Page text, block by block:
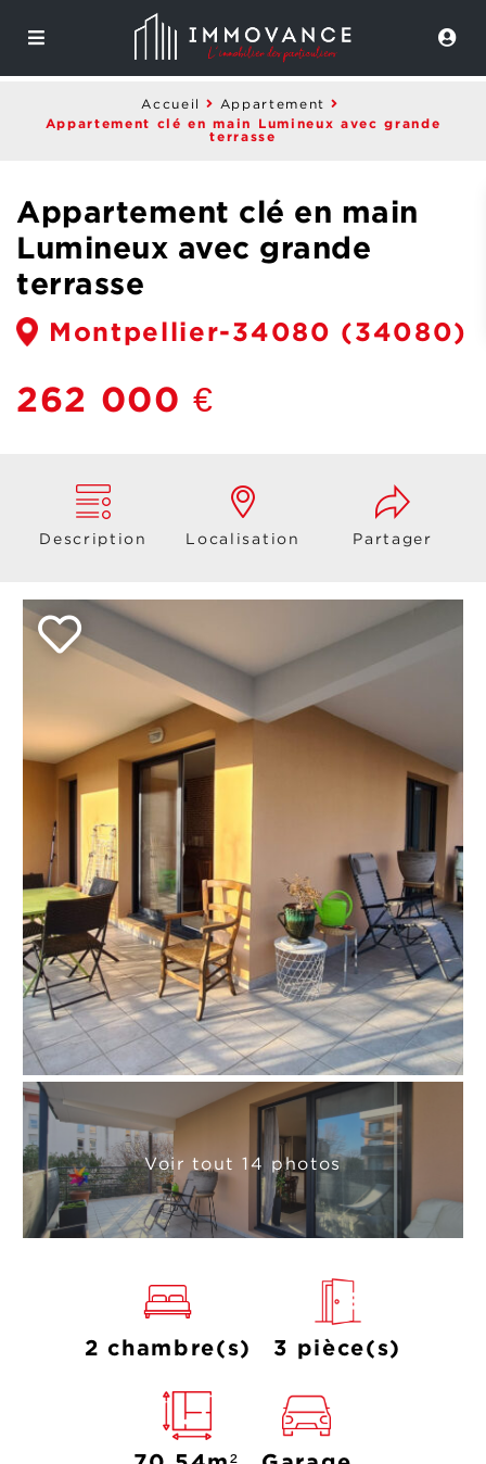
Accueil Appartement
Appartement clé en main Lumineux avec grande
terrasse
Appartement clé en main
Lumineux avec grande
terrasse
Montpellier-34080 (34080)
262 000 €
Description Localisation Partager
Voir tout 14 photos
2 chambre(s) 3 pièce(s)